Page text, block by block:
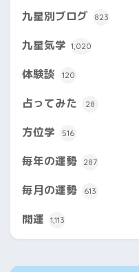
九星別ブログ 823
九星気学 1,020
体験談 120
占ってみた 28
方位学 516
毎年の運勢 287
毎月の運勢 613
開運 1,113